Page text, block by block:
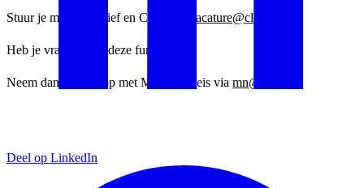
Stuur je motivatiebrief en CV naar: vacature@clou.nl
Heb je vragen over deze functie?
Neem dan contact op met Marnick Neis via mn@clou.nl
Deel op LinkedIn